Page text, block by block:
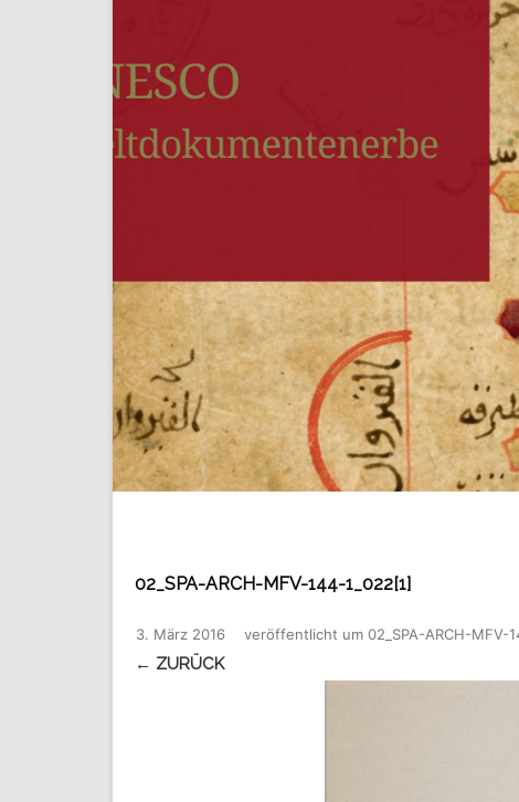
02_SPA-ARCH-MFV-144-1_022[1]
veröffentlicht
3. März 2016 um 02_SPA-ARCH-MFV-
← ZURÜCK